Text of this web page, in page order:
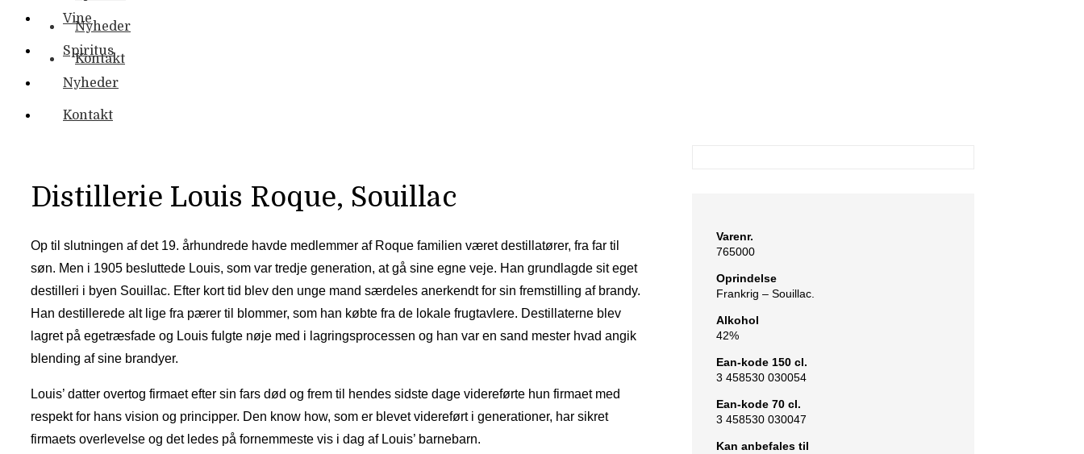
Nyheder
Kontakt
Vine
Spiritus
Nyheder
Kontakt
Distillerie Louis Roque, Souillac
Op til slutningen af det 19. århundrede havde medlemmer af Roque familien været destillatører, fra far til
søn. Men i 1905 besluttede Louis, som var tredje generation, at gå sine egne veje. Han grundlagde sit eget
destilleri i byen Souillac. Efter kort tid blev den unge mand særdeles anerkendt for sin fremstilling af brandy.
Han destillerede alt lige fra pærer til blommer, som han købte fra de lokale frugtavlere. Destillaterne blev
lagret på egetræsfade og Louis fulgte nøje med i lagringsprocessen og han var en sand mester hvad angik
blending af sine brandyer.
Louis’ datter overtog firmaet efter sin fars død og frem til hendes sidste dage videreførte hun firmaet med
respekt for hans vision og principper. Den know how, som er blevet videreført i generationer, har sikret
firmaets overlevelse og det ledes på fornemmeste vis i dag af Louis’ barnebarn.
Varenr.
765000
Oprindelse
Frankrig – Souillac.
Alkohol
42%
Ean-kode 150 cl.
3 458530 030054
Ean-kode 70 cl.
3 458530 030047
Kan anbefales til